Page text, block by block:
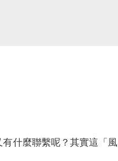
什麼聯繫呢？其實這「風